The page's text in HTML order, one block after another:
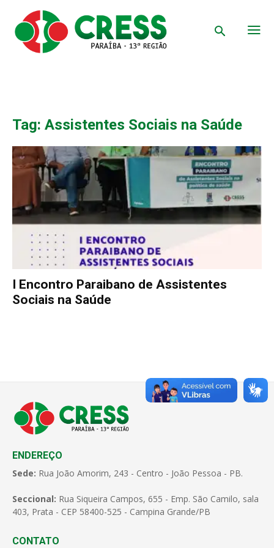
Tag: Assistentes Sociais na Saúde
I Encontro Paraibano de Assistentes
Sociais na Saúde
ENDEREÇO
Sede: Rua João Amorim, 243 - Centro - João Pessoa - PB.
Seccional: Rua Siqueira Campos, 655 - Emp. São Camilo, sala
403, Prata - CEP 58400-525 - Campina Grande/PB
CONTATO